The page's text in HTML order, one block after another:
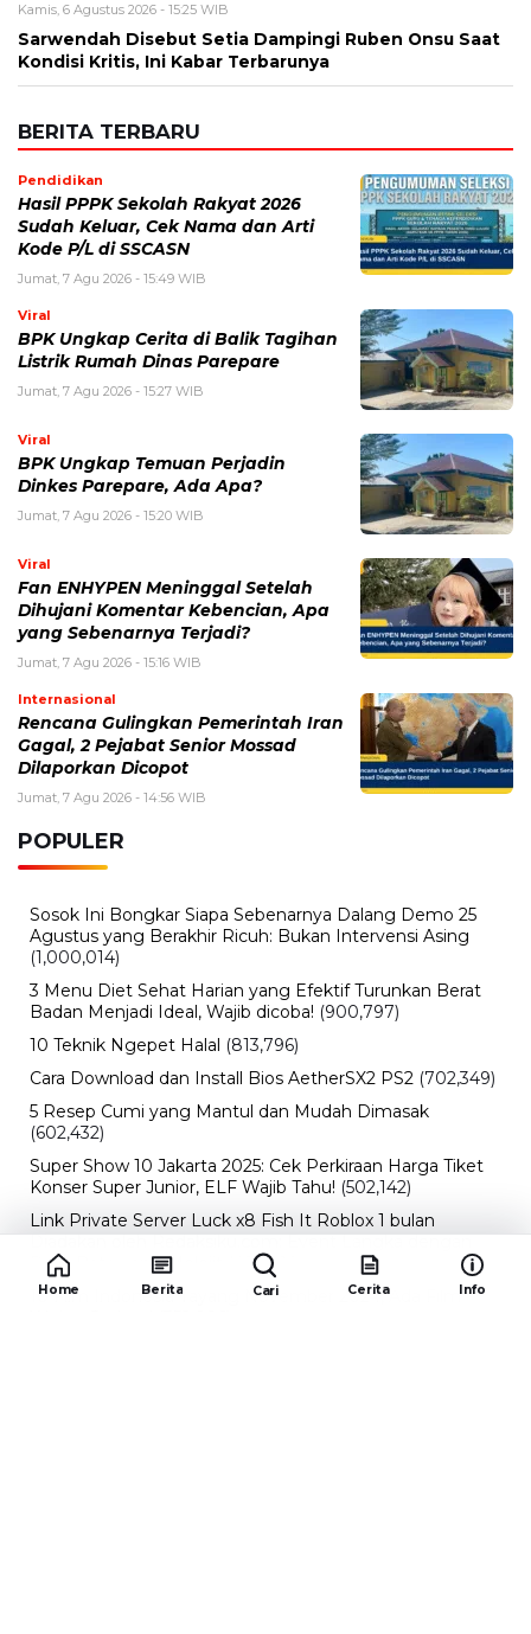
Kamis, 6 Agustus 2026 - 15:25 WIB
Sarwendah Disebut Setia Dampingi Ruben Onsu Saat
Kondisi Kritis, Ini Kabar Terbarunya
BERITA TERBARU
Pendidikan
Hasil PPPK Sekolah Rakyat 2026
Sudah Keluar, Cek Nama dan Arti
Kode P/L di SSCASN
Jumat, 7 Agu 2026 - 15:49 WIB
Viral
BPK Ungkap Cerita di Balik Tagihan
Listrik Rumah Dinas Parepare
Jumat, 7 Agu 2026 - 15:27 WIB
Viral
BPK Ungkap Temuan Perjadin
Dinkes Parepare, Ada Apa?
Jumat, 7 Agu 2026 - 15:20 WIB
Viral
Fan ENHYPEN Meninggal Setelah
Dihujani Komentar Kebencian, Apa
yang Sebenarnya Terjadi?
Jumat, 7 Agu 2026 - 15:16 WIB
Internasional
Rencana Gulingkan Pemerintah Iran
Gagal, 2 Pejabat Senior Mossad
Dilaporkan Dicopot
Jumat, 7 Agu 2026 - 14:56 WIB
POPULER
Sosok Ini Bongkar Siapa Sebenarnya Dalang Demo 25
Agustus yang Berakhir Ricuh: Bukan Intervensi Asing
(1,000,014)
3 Menu Diet Sehat Harian yang Efektif Turunkan Berat
Badan Menjadi Ideal, Wajib dicoba! (900,797)
10 Teknik Ngepet Halal (813,796)
Cara Download dan Install Bios AetherSX2 PS2 (702,349)
5 Resep Cumi yang Mantul dan Mudah Dimasak
(602,432)
Super Show 10 Jakarta 2025: Cek Perkiraan Harga Tiket
Konser Super Junior, ELF Wajib Tahu! (502,142)
Link Private Server Luck x8 Fish It Roblox 1 bulan
Diadakan oleh Redaksiku.com: Event Langka dengan
Drop Rate yang Melejit
(424,816)
10 Film Indonesia Tayang November 2024, Ada Film
Home Berita Cari Cerita Info